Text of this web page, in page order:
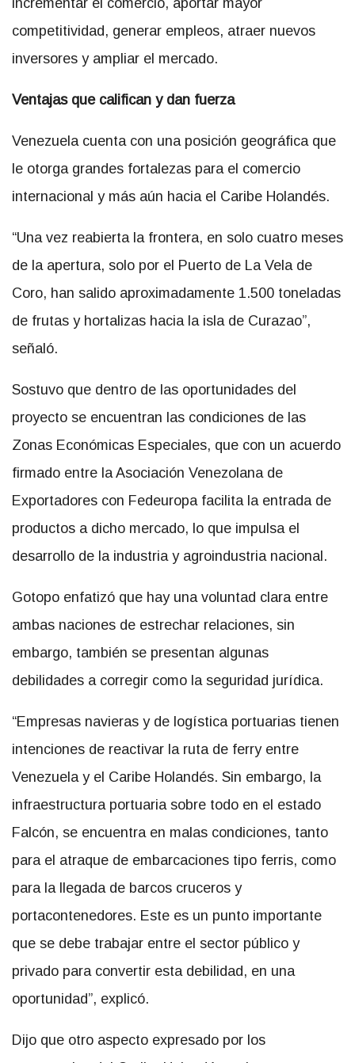
competitividad, generar empleos, atraer nuevos
inversores y ampliar el mercado.
Ventajas que califican y dan fuerza
Venezuela cuenta con una posición geográfica que
le otorga grandes fortalezas para el comercio
internacional y más aún hacia el Caribe Holandés.
“Una vez reabierta la frontera, en solo cuatro meses
de la apertura, solo por el Puerto de La Vela de
Coro, han salido aproximadamente 1.500 toneladas
de frutas y hortalizas hacia la isla de Curazao”,
señaló.
Sostuvo que dentro de las oportunidades del
proyecto se encuentran las condiciones de las
Zonas Económicas Especiales, que con un acuerdo
firmado entre la Asociación Venezolana de
Exportadores con Fedeuropa facilita la entrada de
productos a dicho mercado, lo que impulsa el
desarrollo de la industria y agroindustria nacional.
Gotopo enfatizó que hay una voluntad clara entre
ambas naciones de estrechar relaciones, sin
embargo, también se presentan algunas
debilidades a corregir como la seguridad jurídica.
“Empresas navieras y de logística portuarias tienen
intenciones de reactivar la ruta de ferry entre
Venezuela y el Caribe Holandés. Sin embargo, la
infraestructura portuaria sobre todo en el estado
Falcón, se encuentra en malas condiciones, tanto
para el atraque de embarcaciones tipo ferris, como
para la llegada de barcos cruceros y
portacontenedores. Este es un punto importante
que se debe trabajar entre el sector público y
privado para convertir esta debilidad, en una
oportunidad”, explicó.
Dijo que otro aspecto expresado por los